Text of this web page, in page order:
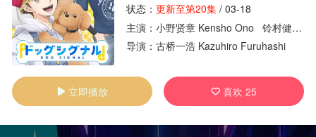
状态： 更新至第20集/ 03-18
主演： 小野贤章 Kensho Ono 铃村健一
导演： 古桥一浩 Kazuhiro Furuhashi
 立即播放  喜欢25